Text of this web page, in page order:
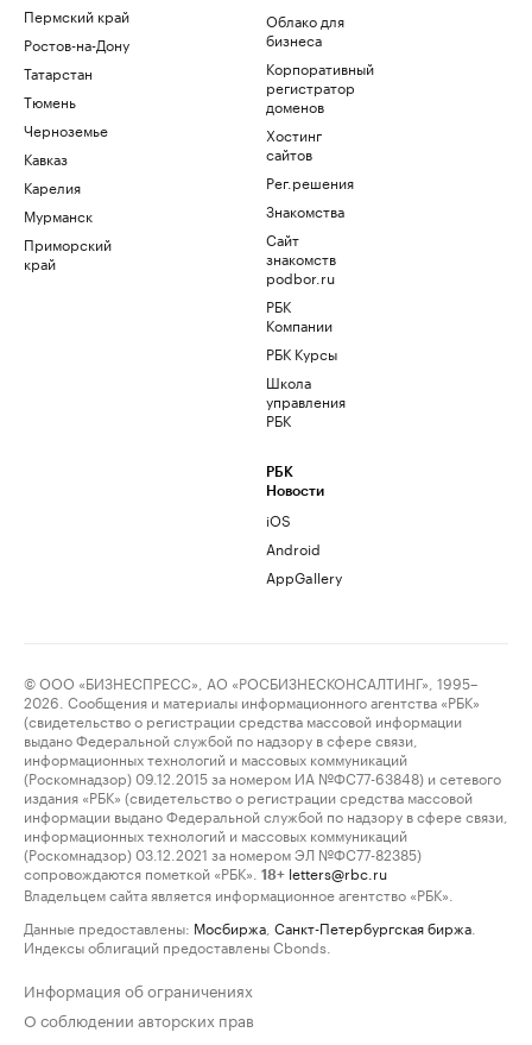
Пермский край
Ростов-на-Дону
Татарстан
Тюмень
Черноземье
Кавказ
Карелия
Мурманск
Приморский
край
Облако для
бизнеса
Корпоративный
регистратор
доменов
Хостинг
сайтов
Рег.решения
Знакомства
Сайт
знакомств
podbor.ru
РБК
Компании
РБК Курсы
Школа
управления
РБК
РБК
Новости
iOS
Android
AppGallery
© ООО «БИЗНЕСПРЕСС», АО «РОСБИЗНЕСКОНСАЛТИНГ», 1995–
2026. Сообщения и материалы информационного агентства «РБК»
(свидетельство о регистрации средства массовой информации
выдано Федеральной службой по надзору в сфере связи,
информационных технологий и массовых коммуникаций
(Роскомнадзор) 09.12.2015 за номером ИА №ФС77-63848) и сетевого
издания «РБК» (свидетельство о регистрации средства массовой
информации выдано Федеральной службой по надзору в сфере связи,
информационных технологий и массовых коммуникаций
(Роскомнадзор) 03.12.2021 за номером ЭЛ №ФС77-82385)
сопровождаются пометкой «РБК».
18+ letters@rbc.ru
Владельцем сайта является информационное агентство «РБК».
Данные предоставлены: Мосбиржа Санкт-Петербургская биржа
Индексы облигаций предоставлены Cbonds.
Информация об ограничениях
О соблюдении авторских прав